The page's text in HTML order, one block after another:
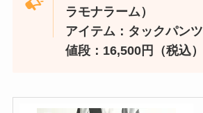
ラモナラーム）
アイテム：タックパンツ
値段：16,500円（税込）